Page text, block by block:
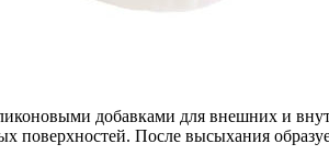
добавками для внешних и
После высыхания